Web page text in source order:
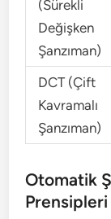
(Sürekli
Değişken
Şanzıman)
DCT (Çift
Kavramalı
Şanzıman)
Otomatik
Prensipleri